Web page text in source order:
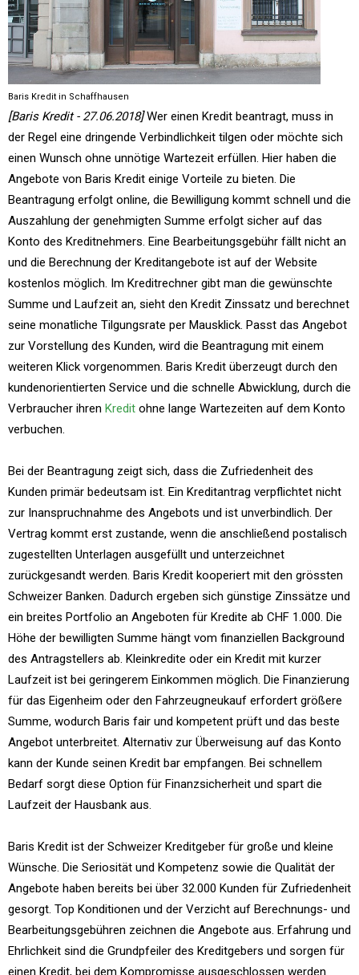
Baris Kredit in Schaffhausen
[Baris Kredit - 27.06.2018]Wer einen Kredit beantragt, muss in
der Regel eine dringende Verbindlichkeit tilgen oder möchte sich
einen Wunsch ohne unnötige Wartezeit erfüllen. Hier haben die
Angebote von Baris Kredit einige Vorteile zu bieten. Die
Beantragung erfolgt online, die Bewilligung kommt schnell und die
Auszahlung der genehmigten Summe erfolgt sicher auf das
Konto des Kreditnehmers. Eine Bearbeitungsgebühr fällt nicht an
und die Berechnung der Kreditangebote ist auf der Website
kostenlos möglich. Im Kreditrechner gibt man die gewünschte
Summe und Laufzeit an, sieht den Kredit Zinssatz und berechnet
seine monatliche Tilgungsrate per Mausklick. Passt das Angebot
zur Vorstellung des Kunden, wird die Beantragung mit einem
weiteren Klick vorgenommen. Baris Kredit überzeugt durch den
kundenorientierten Service und die schnelle Abwicklung, durch die
Verbraucher ihren Kredit ohne lange Wartezeiten auf dem Konto
verbuchen.
Bei der Beantragung zeigt sich, dass die Zufriedenheit des
Kunden primär bedeutsam ist. Ein Kreditantrag verpflichtet nicht
zur Inanspruchnahme des Angebots und ist unverbindlich. Der
Vertrag kommt erst zustande, wenn die anschließend postalisch
zugestellten Unterlagen ausgefüllt und unterzeichnet
zurückgesandt werden. Baris Kredit kooperiert mit den grössten
Schweizer Banken. Dadurch ergeben sich günstige Zinssätze und
ein breites Portfolio an Angeboten für Kredite ab CHF 1.000. Die
Höhe der bewilligten Summe hängt vom finanziellen Background
des Antragstellers ab. Kleinkredite oder ein Kredit mit kurzer
Laufzeit ist bei geringerem Einkommen möglich. Die Finanzierung
für das Eigenheim oder den Fahrzeugneukauf erfordert größere
Summe, wodurch Baris fair und kompetent prüft und das beste
Angebot unterbreitet. Alternativ zur Überweisung auf das Konto
kann der Kunde seinen Kredit bar empfangen. Bei schnellem
Bedarf sorgt diese Option für Finanzsicherheit und spart die
Laufzeit der Hausbank aus.
Baris Kredit ist der Schweizer Kreditgeber für große und kleine
Wünsche. Die Seriosität und Kompetenz sowie die Qualität der
Angebote haben bereits bei über 32.000 Kunden für Zufriedenheit
gesorgt. Top Konditionen und der Verzicht auf Berechnungs- und
Bearbeitungsgebühren zeichnen die Angebote aus. Erfahrung und
Ehrlichkeit sind die Grundpfeiler des Kreditgebers und sorgen für
einen Kredit, bei dem Kompromisse ausgeschlossen werden